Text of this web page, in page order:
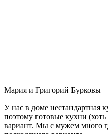
Мария и Григорий Бурковы
У нас в доме нестандартная
поэтому готовые кухни
вариант. Мы с мужем много